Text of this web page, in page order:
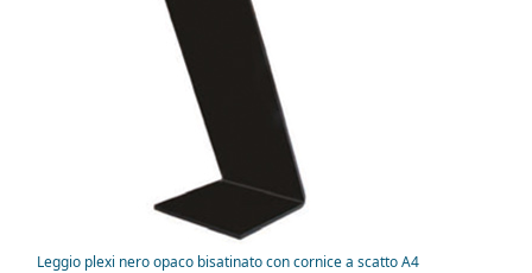
Leggio plexi nero opaco bisatinato con cornice a scatto A4